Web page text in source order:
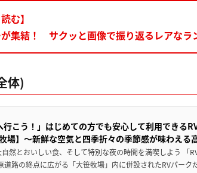
む】
集結！ サクッと画像で振り返るレアなラ
体)
行こう！」はじめての方でも安心して利用できる
場】～新鮮な空気と四季折々の季節感が味わえる
然とおいしい食、そして特別な夜の時間を満喫しよう 「
道路の終点に広がる「大笹牧場」内に併設されたRVパー